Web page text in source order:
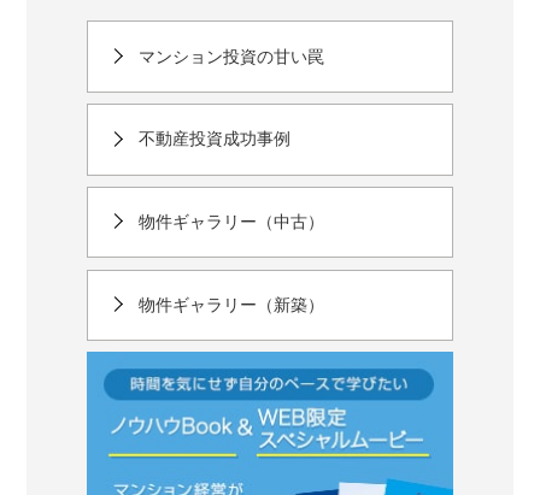
マンション投資の甘い罠
不動産投資成功事例
物件ギャラリー（中古）
物件ギャラリー（新築）